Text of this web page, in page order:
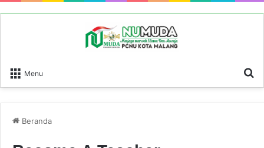
Menu
Beranda